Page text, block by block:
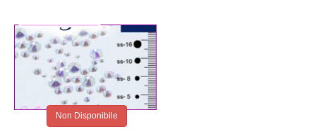
Non Disponibile